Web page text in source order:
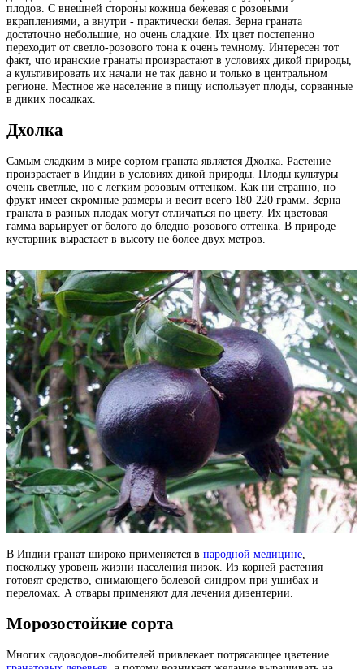
плодов. С внешней стороны кожица бежевая с розовыми
вкраплениями, а внутри - практически белая. Зерна граната
достаточно небольшие, но очень сладкие. Их цвет постепенно
переходит от светло-розового тона к очень темному. Интересен тот
факт, что иранские гранаты произрастают в условиях дикой природы,
а культивировать их начали не так давно и только в центральном
регионе. Местное же население в пищу использует плоды, сорванные
в диких посадках.
Дхолка
Самым сладким в мире сортом граната является Дхолка. Растение
произрастает в Индии в условиях дикой природы. Плоды культуры
очень светлые, но с легким розовым оттенком. Как ни странно, но
фрукт имеет скромные размеры и весит всего 180-220 грамм. Зерна
граната в разных плодах могут отличаться по цвету. Их цветовая
гамма варьирует от белого до бледно-розового оттенка. В природе
кустарник вырастает в высоту не более двух метров.
В Индии гранат широко применяется в народной медицине
поскольку уровень жизни населения низок. Из корней растения
готовят средство, снимающего болевой синдром при ушибах и
переломах. А отвары применяют для лечения дизентерии.
Морозостойкие сорта
Многих садоводов-любителей привлекает потрясающее цветение